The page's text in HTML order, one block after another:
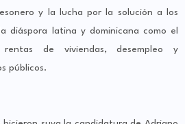
y la lucha por la solución a los
diáspora latina y dominicana como el
de viviendas, desempleo y
públicos.